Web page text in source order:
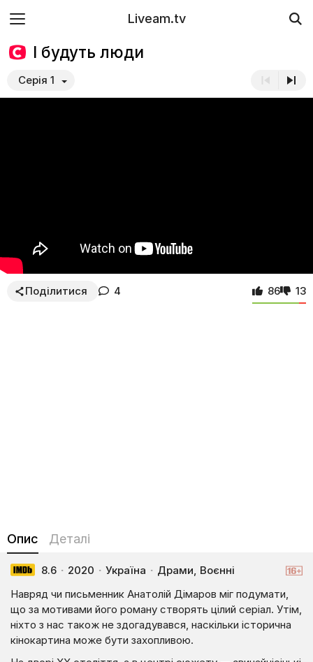
Liveam.tv
І будуть люди
Серія 1
Поділитися 4 86 13
Опис Деталі
8.6 · 2020 · Україна · Драми, Воєнні
Навряд чи письменник Анатолій Дімаров міг подумати,
що за мотивами його роману створять цілий серіал. Утім,
ніхто з нас також не здогадувався, наскільки історична
кінокартина може бути захопливою.